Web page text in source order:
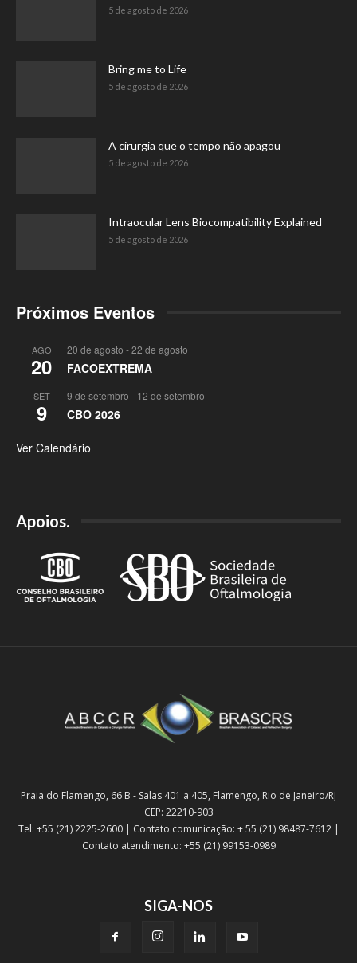
5 de agosto de 2026
Bring me to Life
5 de agosto de 2026
A cirurgia que o tempo não apagou
5 de agosto de 2026
Intraocular Lens Biocompatibility Explained
5 de agosto de 2026
Próximos Eventos
AGO
20
20 de agosto -22 de agosto
FACOEXTREMA
SET
9
9 de setembro - 12 de setembro
CBO 2026
Ver Calendário
Apoios.
Praia do Flamengo, 66 B - Salas 401 a 405, Flamengo, Rio de Janeiro/RJ
CEP: 22210-903
Tel: +55 (21) 2225-2600 | Contato comunicação: + 55 (21) 98487-7612 |
Contato atendimento: +55 (21) 99153-0989
SIGA-NOS